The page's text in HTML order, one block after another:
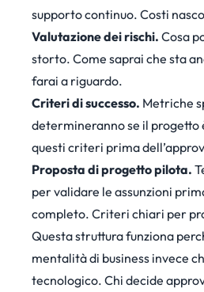
supporto continuo. Costi
Valutazione dei rischi. Cosa
storto. Come saprai che sta
farai a riguardo.
Criteri di successo. Metriche
determineranno se il progetto
questi criteri prima
Proposta di progetto pilota.
per validare le assunzioni
completo. Criteri chiari per
Questa struttura funziona
mentalità di business invece
tecnologico. Chi decide